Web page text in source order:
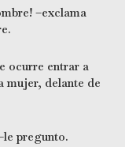
–exclama
ocurre entrar a
mujer, delante de
pregunto.